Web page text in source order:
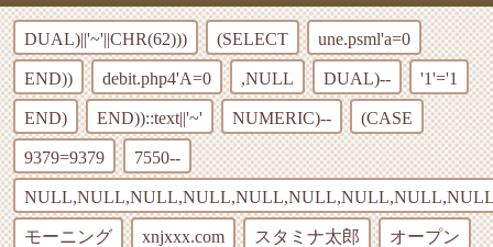
DUAL)||'~'||CHR(62))) (SELECT une.psml'a=0
END)) debit.php4'A=0 ,NULL DUAL)-- '1'='1
END) END))::text||'~' NUMERIC)-- (CASE
9379=9379 7550--
モーニング xnjxxx.com スタミナ太郎 オープン